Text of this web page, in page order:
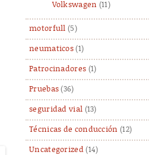
Volkswagen (11)
motorfull (5)
neumaticos (1)
Patrocinadores (1)
Pruebas (36)
seguridad vial (13)
Técnicas de conducción (12)
Uncategorized(14)